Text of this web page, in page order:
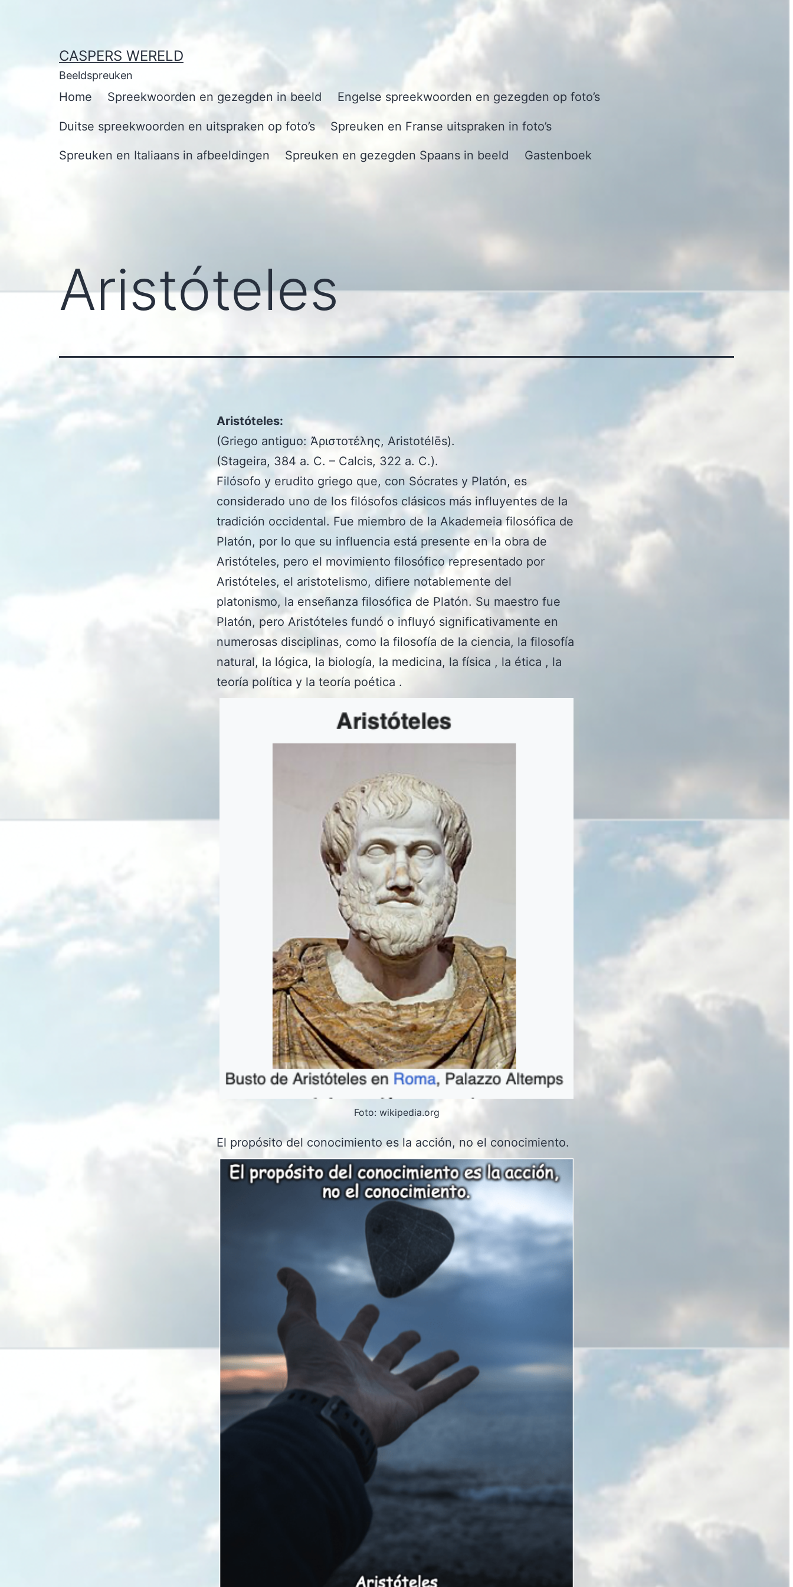
CASPERS WERELD
Beeldspreuken
Home Spreekwoorden en gezegden in beeld Engelse spreekwoorden en gezegden op foto’s
Duitse spreekwoorden en uitspraken op foto’s Spreuken en Franse uitspraken in foto’s
Spreuken en Italiaans in afbeeldingen Spreuken en gezegden Spaans in beeld Gastenboek
Aristóteles
Aristóteles:
(Griego antiguo: Ἀριστοτέλης, Aristotélēs).
(Stageira, 384 a. C. – Calcis, 322 a. C.).
Filósofo y erudito griego que, con Sócrates y Platón, es
considerado uno de los filósofos clásicos más influyentes de la
tradición occidental. Fue miembro de la Akademeia filosófica de
Platón, por lo que su influencia está presente en la obra de
Aristóteles, pero el movimiento filosófico representado por
Aristóteles, el aristotelismo, difiere notablemente del
platonismo, la enseñanza filosófica de Platón. Su maestro fue
Platón, pero Aristóteles fundó o influyó significativamente en
numerosas disciplinas, como la filosofía de la ciencia, la filosofía
natural, la lógica, la biología, la medicina, la física , la ética , la
teoría política y la teoría poética .
Foto: wikipedia.org
El propósito del conocimiento es la acción, no el conocimiento.